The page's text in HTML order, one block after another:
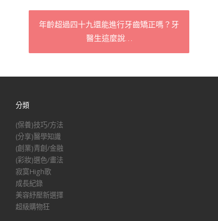
年齡超過四十九還能進行牙齒矯正嗎？牙
醫生這麼說…
分類
(保養)技巧/方法
(分享)醫學知識
(創業)青創/金融
(彩妝)選色/畫法
寂寞High歌
成長紀錄
美容紓壓新選擇
超級購物狂